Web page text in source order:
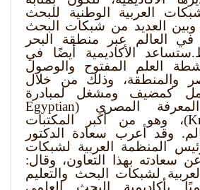
العربية الوطنية للبحث
وبين العديد من شبكات البحث
في العالم عبر منطقة البحر
الأكاديمية أيضًا في
العلم المفتوح والوصول
والمنطقة، وذلك من خلال
كمضيف ومشغل لمبادرة
المصري (Egyptian
)، وهو من أكبر المكتبات
وقد أعرب سعادة الدكتور
المنظمة العربية لشبكات
سعادته بهذا التعاون، وقال:
لشبكات البحث والتعليم
بأكاديمية البحث العلمي